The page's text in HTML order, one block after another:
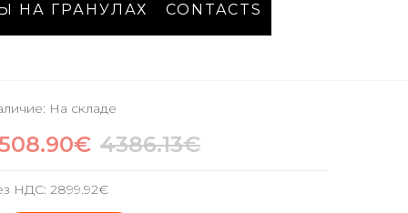
НА ГРАНУЛАХ CONTACTS
На складе
4386.13€
НДС: 2899.92€